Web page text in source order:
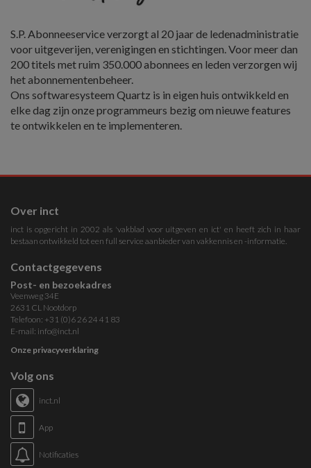
S.P. Abonneeservice verzorgt al 20 jaar de ledenadministratie
voor uitgeverijen, verenigingen en stichtingen. Voor meer dan
200 titels met ruim 350.000 abonnees en leden verzorgen wij
het abonnementenbeheer.
Ons softwaresysteem Quartz is in eigen huis ontwikkeld en
elke dag zijn onze programmeurs bezig om nieuwe features
te ontwikkelen en te implementeren.
Over inct
inct is opgericht in 2002 als 'vakblad voor uitgeven en ict' en heeft zich in haar
bestaan ontwikkeld tot een full service aanbieder van vakkennis en -informatie.
Contactgegevens
Post- en bezoekadres
Veenweg 34E
2631 CL Nootdorp
Telefoon: +31 (0)6 26 24 41 83
E-mail: info@inct.nl
Onze privacyverklaring
Volg ons
inct.nl
App
Notificaties